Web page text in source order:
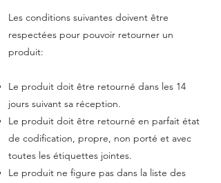
Les conditions suivantes doivent être
respectées pour pouvoir retourner un
produit:
Le produit doit être retourné dans les 14
jours suivant sa réception.
Le produit doit être retourné en parfait état
de codification, propre, non porté et avec
toutes les étiquettes jointes.
Le produit ne figure pas dans la liste des